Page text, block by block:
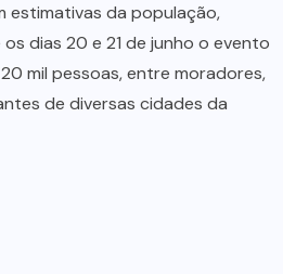
estimativas da população,
dias 20 e 21 de junho o evento
mil pessoas, entre moradores,
de diversas cidades da